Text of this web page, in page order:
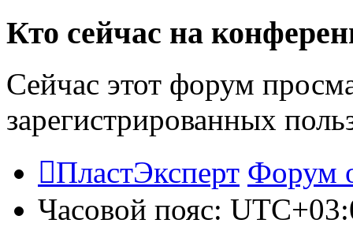
Кто сейчас на
Сейчас этот форум
зарегистрированных
ПластЭксперт Форум
Часовой пояс: